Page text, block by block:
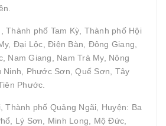
Thành phố Tam Kỳ, Thành phố Hội
Đại Lộc, Điện Bàn, Đông Giang,
Nam Giang, Nam Trà My, Nông
Ninh, Phước Sơn, Quế Sơn, Tây
Phước.
Thành phố Quảng Ngãi, Huyện: Ba
Lý Sơn, Minh Long, Mộ Đức,